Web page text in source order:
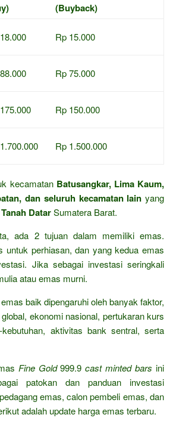
(Buyback)
Rp 15.000
Rp 75.000
Rp 150.000
Rp 1.500.000
kecamatan Batusangkar, Lima Kaum,
dan seluruh kecamatan lain yang
DatarSumatera Barat.
ada 2 tujuan dalam memiliki emas.
untuk perhiasan, dan yang kedua emas
Jika sebagai investasi seringkali
atau emas murni.
baik dipengaruhi oleh banyak faktor,
ekonomi nasional, pertukaran kurs
aktivitas bank sentral, serta
Fine Gold999.9cast minted barsini
patokan dan panduan investasi
emas, calon pembeli emas, dan
adalah update harga emas terbaru.